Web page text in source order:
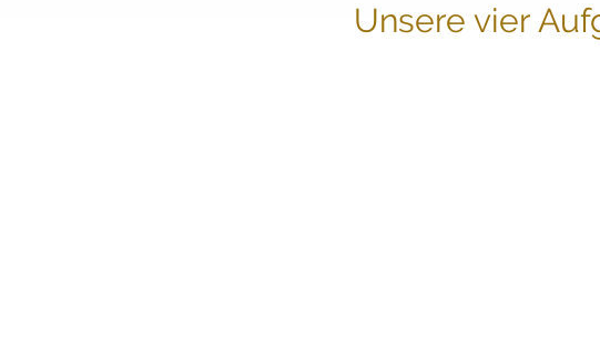
Unsere vier